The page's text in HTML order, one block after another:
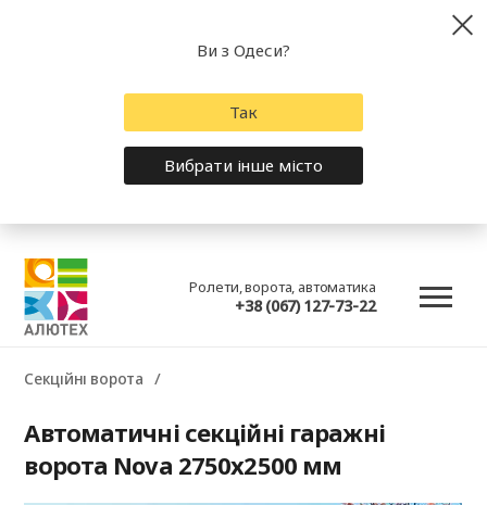
Ролети, ворота, автоматика
+38 (067) 127-73-22
Секційні ворота
Автоматичні секційні гаражні
ворота Nova 2750x2500 мм
Ви з Одеси?
Так
Вибрати інше місто